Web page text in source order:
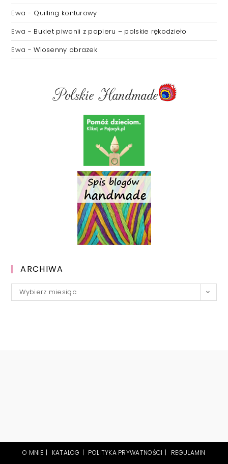
Ewa - Quilling konturowy
Ewa - Bukiet piwonii z papieru – polskie rękodzieło
Ewa -Wiosenny obrazek
ARCHIWA
Archiwa
Wybierz miesiąc
O MNIE KATALOG POLITYKA PRYWATNOŚCI REGULAMIN